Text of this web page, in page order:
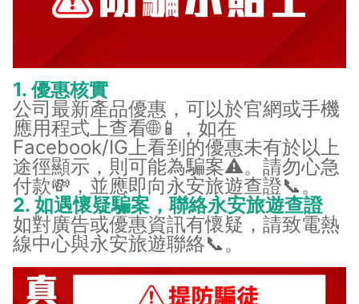
1. 優惠核實
公司最新產品優惠，可以於官網或手機
應用程式上查看🌐📱，如在
Facebook/IG上看到的優惠未有於以上
途徑顯示，則可能為騙案⚠️。請勿心急
付款💸，並應即向永安旅遊查證📞。
2. 如遇懷疑騙案，聯絡永安旅遊查證
如對廣告或優惠資訊有懷疑，請致電熱
線中心與永安旅遊聯絡📞。